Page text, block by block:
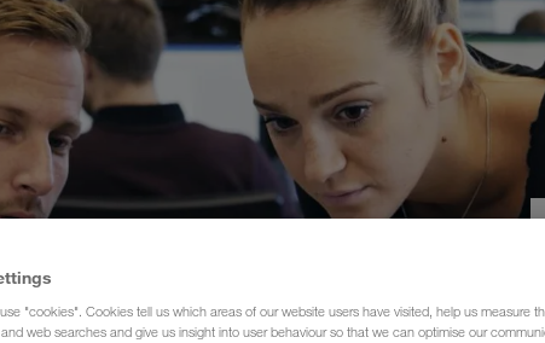
"cookies". Cookies tell us which areas of our website users have visited, help us measure
web searches and give us insight into user behaviour so that we can optimise our